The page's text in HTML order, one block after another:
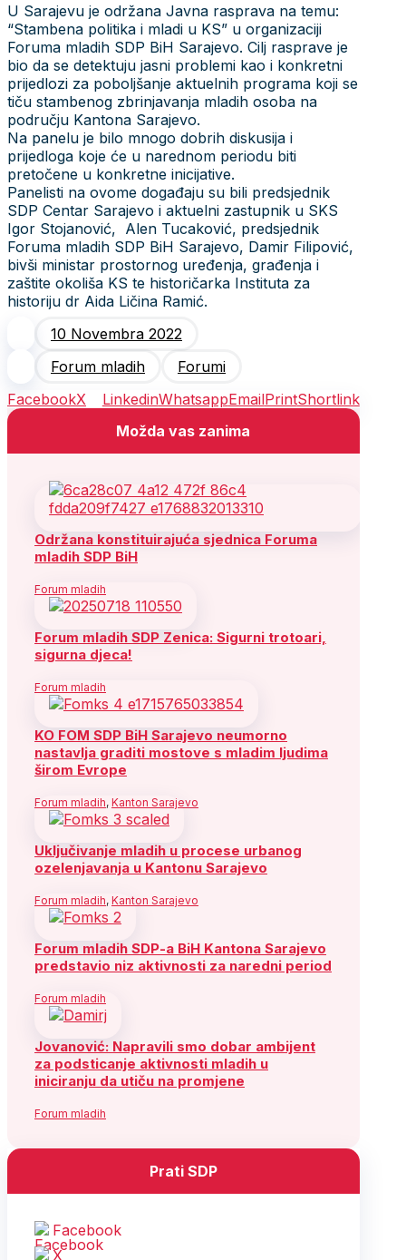
U Sarajevu je održana Javna rasprava na temu:
“Stambena politika i mladi u KS” u organizaciji
Foruma mladih SDP BiH Sarajevo. Cilj rasprave je
bio da se detektuju jasni problemi kao i konkretni
prijedlozi za poboljšanje aktuelnih programa koji se
tiču stambenog zbrinjavanja mladih osoba na
području Kantona Sarajevo.
Na panelu je bilo mnogo dobrih diskusija i
prijedloga koje će u narednom periodu biti
pretočene u konkretne inicijative.
Panelisti na ovome događaju su bili predsjednik
SDP Centar Sarajevo i aktuelni zastupnik u SKS
Igor Stojanović, Alen Tucaković, predsjednik
Foruma mladih SDP BiH Sarajevo, Damir Filipović,
bivši ministar prostornog uređenja, građenja i
zaštite okoliša KS te historičarka Instituta za
historiju dr Aida Ličina Ramić.
10 Novembra 2022
Forum mladih
Forumi
FacebookX LinkedinWhatsappEmailPrintShortlink
Možda vas zanima
Održana konstituirajuća sjednica Foruma
mladih SDP BiH
Forum mladih
Forum mladih SDP Zenica: Sigurni trotoari,
sigurna djeca!
Forum mladih
KO FOM SDP BiH Sarajevo neumorno
nastavlja graditi mostove s mladim ljudima
širom Evrope
Forum mladih, Kanton Sarajevo
Uključivanje mladih u procese urbanog
ozelenjavanja u Kantonu Sarajevo
Forum mladih, Kanton Sarajevo
Forum mladih SDP-a BiH Kantona Sarajevo
predstavio niz aktivnosti za naredni period
Forum mladih
Jovanović: Napravili smo dobar ambijent
za podsticanje aktivnosti mladih u
iniciranju da utiču na promjene
Forum mladih
Prati SDP
Facebook
X